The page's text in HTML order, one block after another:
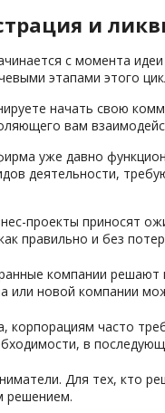
и
с момента
этапами этого
начать свою
вам
уже давно
деятельности,
проекты приносят
правильно и без
компании
или новой компании
корпорациям часто
в
Для тех, кто
решением.